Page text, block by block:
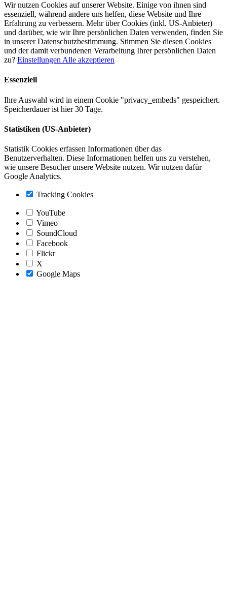
Wir nutzen Cookies auf unserer Website. Einige von ihnen sind
essenziell, während andere uns helfen, diese Website und Ihre
Erfahrung zu verbessern. Mehr über Cookies (inkl. US-Anbieter)
und darüber, wie wir Ihre persönlichen Daten verwenden, finden Sie
in unserer Datenschutzbestimmung. Stimmen Sie diesen Cookies
und der damit verbundenen Verarbeitung Ihrer persönlichen Daten
zu? Einstellungen Alle akzeptieren
Essenziell
Ihre Auswahl wird in einem Cookie "privacy_embeds" gespeichert.
Speicherdauer ist hier 30 Tage.
Statistiken (US-Anbieter)
Statistik Cookies erfassen Informationen über das
Benutzerverhalten. Diese Informationen helfen uns zu verstehen,
wie unsere Besucher unsere Website nutzen. Wir nutzen dafür
Google Analytics.
Tracking Cookies
YouTube
Vimeo
SoundCloud
Facebook
Flickr
X
Google Maps